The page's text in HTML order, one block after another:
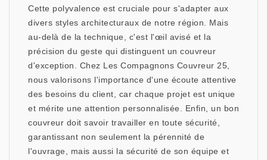
Cette polyvalence est cruciale pour s'adapter aux
divers styles architecturaux de notre région. Mais
au-delà de la technique, c'est l'œil avisé et la
précision du geste qui distinguent un couvreur
d'exception. Chez Les Compagnons Couvreur 25,
nous valorisons l'importance d'une écoute attentive
des besoins du client, car chaque projet est unique
et mérite une attention personnalisée. Enfin, un bon
couvreur doit savoir travailler en toute sécurité,
garantissant non seulement la pérennité de
l'ouvrage, mais aussi la sécurité de son équipe et